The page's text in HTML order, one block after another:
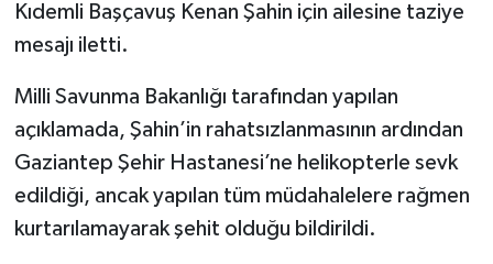
Kıdemli Başçavuş Kenan Şahin için ailesine taziye
mesajı iletti.
Milli Savunma Bakanlığı tarafından yapılan
açıklamada, Şahin’in rahatsızlanmasının ardından
Gaziantep Şehir Hastanesi’ne helikopterle sevk
edildiği, ancak yapılan tüm müdahalelere rağmen
kurtarılamayarak şehit olduğu bildirildi.